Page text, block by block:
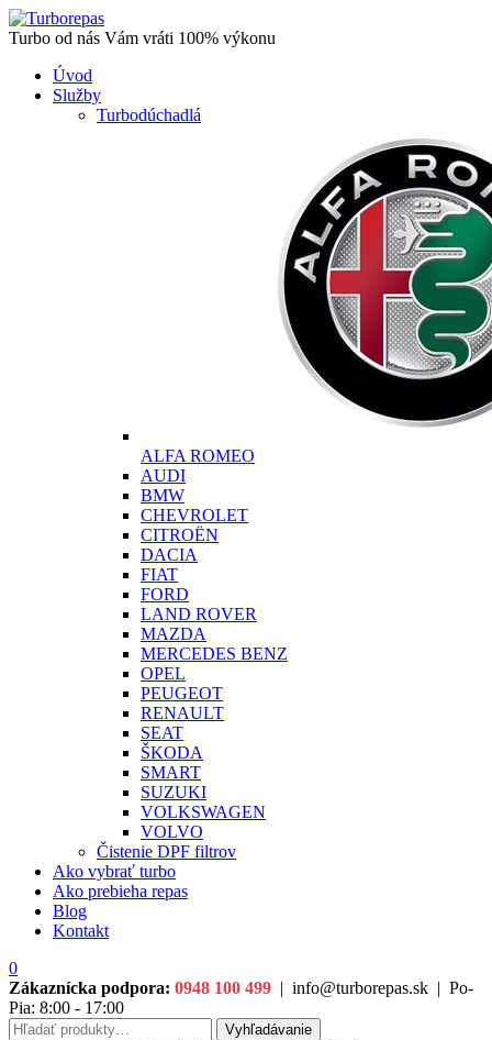
Turbo od nás Vám vráti 100% výkonu
Úvod
Služby
Turbodúchadlá
ALFA ROMEO
AUDI
BMW
CHEVROLET
CITROËN
DACIA
FIAT
FORD
LAND ROVER
MAZDA
MERCEDES BENZ
OPEL
PEUGEOT
RENAULT
SEAT
ŠKODA
SMART
SUZUKI
VOLKSWAGEN
VOLVO
Čistenie DPF filtrov
Ako vybrať turbo
Ako prebieha repas
Blog
Kontakt
0
Zákaznícka podpora: 0948 100 499 | info@turborepas.sk | Po-
Pia: 8:00 - 17:00
Hľadať:
Vyhľadávanie